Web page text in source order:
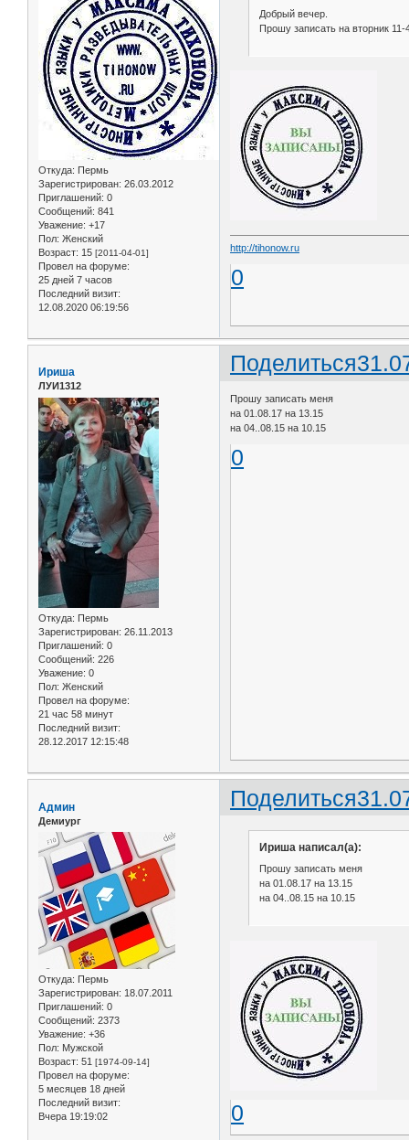
Откуда: Пермь
Зарегистрирован: 26.03.2012
Приглашений: 0
Сообщений: 841
Уважение: +17
Пол: Женский
Возраст: 15 [2011-04-01]
Провел на форуме:
25 дней 7 часов
Последний визит:
12.08.2020 06:19:56
Добрый вечер.
Прошу записать на вторник
http://tihonow.ru
0
Поделиться
Ириша
ЛУИ1312
Откуда: Пермь
Зарегистрирован: 26.11.2013
Приглашений: 0
Сообщений: 226
Уважение: 0
Пол: Женский
Провел на форуме:
21 час 58 минут
Последний визит:
28.12.2017 12:15:48
Прошу записать меня
на 01.08.17 на 13.15
на 04..08.15 на 10.15
0
Поделиться
Админ
Демиург
Откуда: Пермь
Зарегистрирован: 18.07.2011
Приглашений: 0
Сообщений: 2373
Уважение: +36
Пол: Мужской
Возраст: 51 [1974-09-14]
Провел на форуме:
5 месяцев 18 дней
Последний визит:
Вчера 19:19:02
Ириша написал(а):
Прошу записать меня
на 01.08.17 на 13.15
на 04..08.15 на 10.15
0